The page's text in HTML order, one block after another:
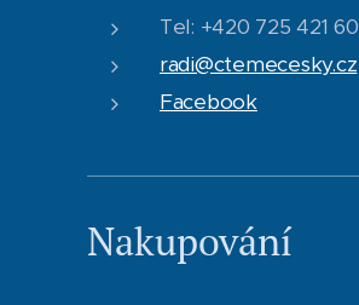
Tel: +420 725 421
radi@ctemecesky.cz
Facebook
Nakupování